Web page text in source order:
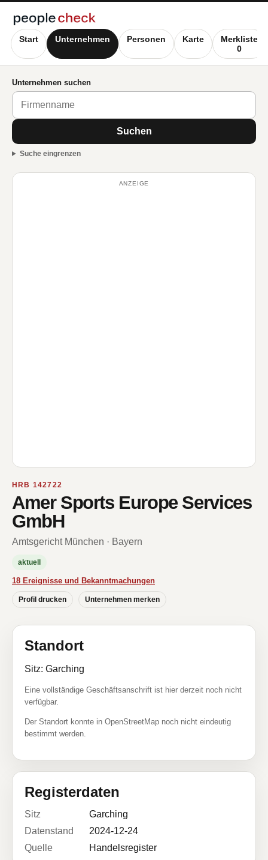
Start Unternehmen Personen Karte
Merkliste
0
Unternehmen suchen
Suchen
Suche eingrenzen
ANZEIGE
HRB 142722
Amer Sports Europe Services
GmbH
Amtsgericht München · Bayern
aktuell
18 Ereignisse und Bekanntmachungen
Profil drucken Unternehmen merken
Standort
Sitz: Garching
Eine vollständige Geschäftsanschrift ist hier derzeit noch nicht
verfügbar.
Der Standort konnte in OpenStreetMap noch nicht eindeutig
bestimmt werden.
Registerdaten
Sitz
Garching
Datenstand
2024-12-24
Quelle
Handelsregister